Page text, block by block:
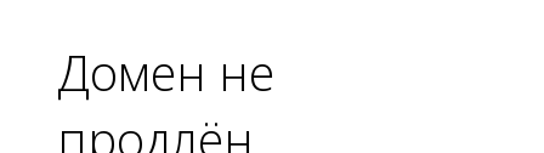
Домен не
продлён